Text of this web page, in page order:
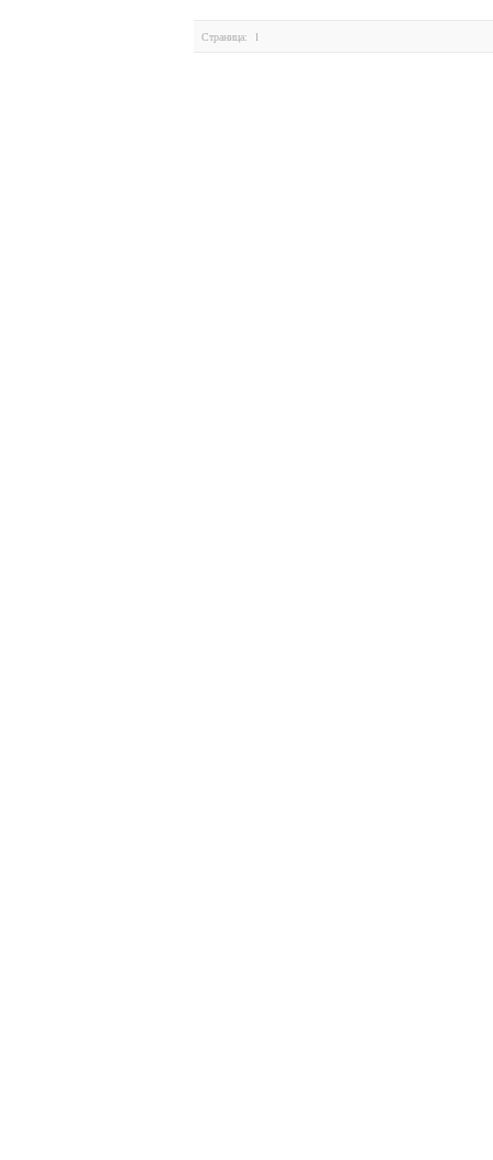
Страница: 1